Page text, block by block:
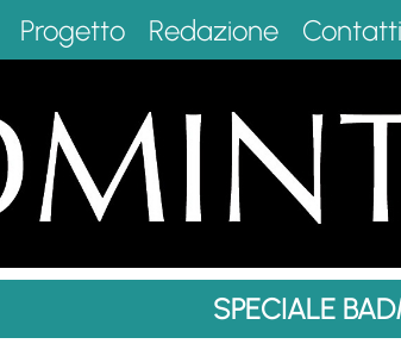
Progetto Redazione Contatti
SPECIALE